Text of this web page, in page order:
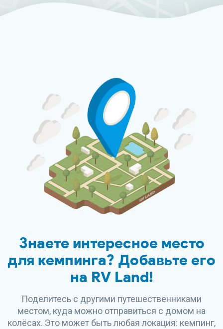
Знаете интересное место
для кемпинга? Добавьте его
на RV Land!
Поделитесь с другими путешественниками
местом, куда можно отправиться с домом на
колёсах. Это может быть любая локация: кемпинг,